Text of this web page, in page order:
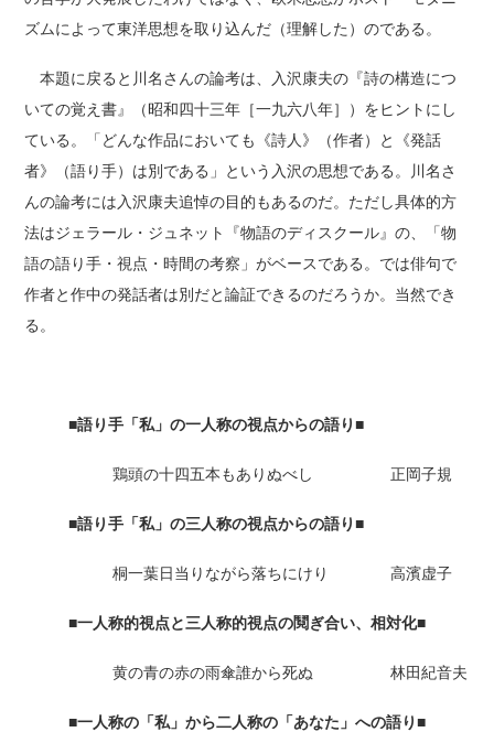
ズムによって東洋思想を取り込んだ（理解した）のである。
本題に戻ると川名さんの論考は、入沢康夫の『詩の構造につ
いての覚え書』（昭和四十三年［一九六八年］）をヒントにし
ている。「どんな作品においても《詩人》（作者）と《発話
者》（語り手）は別である」という入沢の思想である。川名さ
んの論考には入沢康夫追悼の目的もあるのだ。ただし具体的方
法はジェラール・ジュネット『物語のディスクール』の、「物
語の語り手・視点・時間の考察」がベースである。では俳句で
作者と作中の発話者は別だと論証できるのだろうか。当然でき
る。
■語り手「私」の一人称の視点からの語り■
鶏頭の十四五本もありぬべし 正岡子規
■語り手「私」の三人称の視点からの語り■
桐一葉日当りながら落ちにけり 高濱虚子
■一人称的視点と三人称的視点の鬩ぎ合い、相対化■
黄の青の赤の雨傘誰から死ぬ 林田紀音夫
■一人称の「私」から二人称の「あなた」への語り■